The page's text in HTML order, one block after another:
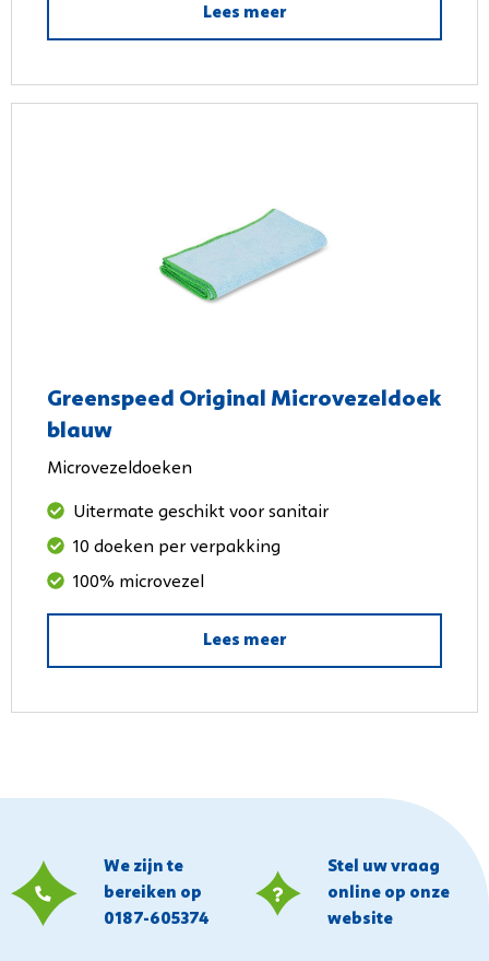
Lees meer
Greenspeed Original Microvezeldoek
blauw
Microvezeldoeken
Uitermate geschikt voor sanitair
10 doeken per verpakking
100% microvezel
Lees meer
We zijn te
bereiken op
0187-605374
Stel uw vraag
online op onze
website